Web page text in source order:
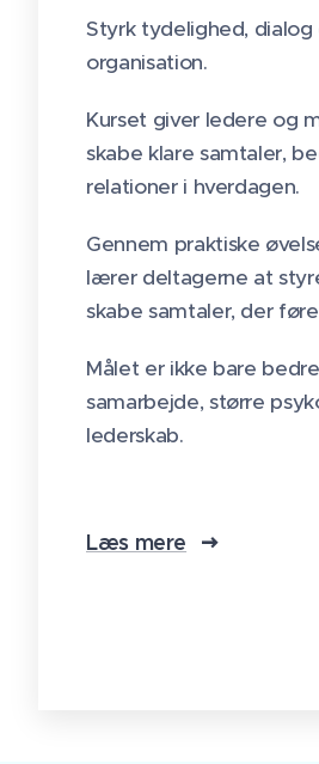
Styrk tydelighed,
organisation.
Kurset giver ledere og
skabe klare samtaler,
relationer i hverdagen.
Gennem praktiske
lærer deltagerne at
skabe samtaler, der
Målet er ikke bare
samarbejde, større
lederskab.
Læs mere